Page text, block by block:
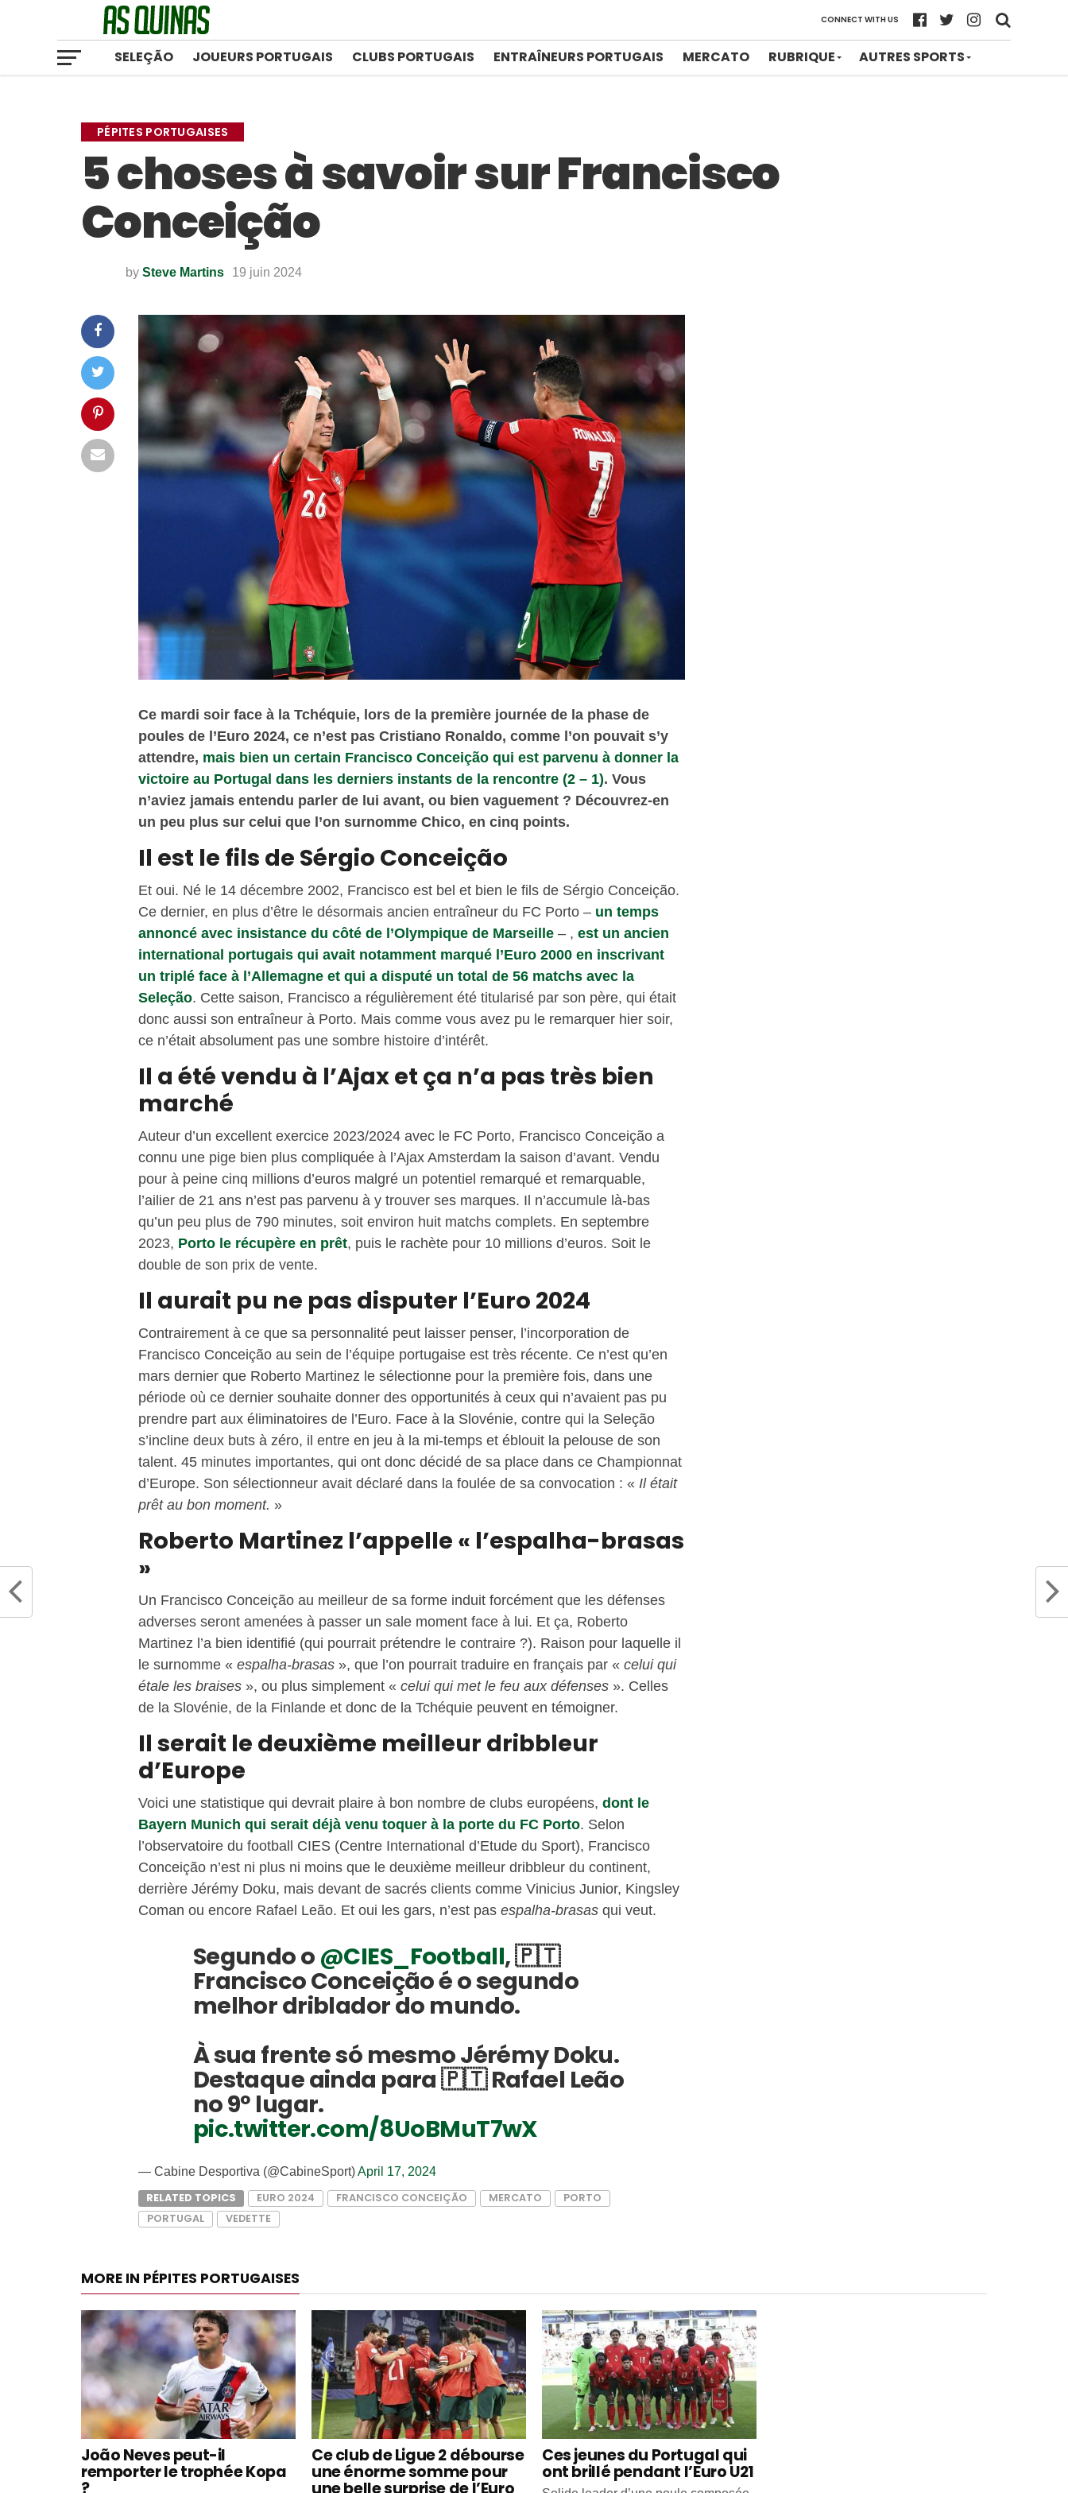
CONNECT WITH US
SELEÇÃO JOUEURS PORTUGAIS CLUBS PORTUGAIS ENTRAÎNEURS PORTUGAIS MERCATO RUBRIQUE AUTRES SPORTS
PÉPITES PORTUGAISES
5 choses à savoir sur Francisco
Conceição
by Steve Martins 19 juin 2024
Ce mardi soir face à la Tchéquie, lors de la première journée de la phase de
poules de l’Euro 2024, ce n’est pas Cristiano Ronaldo, comme l’on pouvait s’y
attendre, mais bien un certain Francisco Conceição qui est parvenu à donner la
victoire au Portugal dans les derniers instants de la rencontre (2 – 1). Vous
n’aviez jamais entendu parler de lui avant, ou bien vaguement ? Découvrez-en
un peu plus sur celui que l’on surnomme Chico, en cinq points.
Il est le fils de Sérgio Conceição
Et oui. Né le 14 décembre 2002, Francisco est bel et bien le fils de Sérgio Conceição.
Ce dernier, en plus d’être le désormais ancien entraîneur du FC Porto – un temps
annoncé avec insistance du côté de l’Olympique de Marseille – , est un ancien
international portugais qui avait notamment marqué l’Euro 2000 en inscrivant
un triplé face à l’Allemagne et qui a disputé un total de 56 matchs avec la
Seleção. Cette saison, Francisco a régulièrement été titularisé par son père, qui était
donc aussi son entraîneur à Porto. Mais comme vous avez pu le remarquer hier soir,
ce n’était absolument pas une sombre histoire d’intérêt.
Il a été vendu à l’Ajax et ça n’a pas très bien
marché
Auteur d’un excellent exercice 2023/2024 avec le FC Porto, Francisco Conceição a
connu une pige bien plus compliquée à l’Ajax Amsterdam la saison d’avant. Vendu
pour à peine cinq millions d’euros malgré un potentiel remarqué et remarquable,
l’ailier de 21 ans n’est pas parvenu à y trouver ses marques. Il n’accumule là-bas
qu’un peu plus de 790 minutes, soit environ huit matchs complets. En septembre
2023, Porto le récupère en prêt, puis le rachète pour 10 millions d’euros. Soit le
double de son prix de vente.
Il aurait pu ne pas disputer l’Euro 2024
Contrairement à ce que sa personnalité peut laisser penser, l’incorporation de
Francisco Conceição au sein de l’équipe portugaise est très récente. Ce n’est qu’en
mars dernier que Roberto Martinez le sélectionne pour la première fois, dans une
période où ce dernier souhaite donner des opportunités à ceux qui n’avaient pas pu
prendre part aux éliminatoires de l’Euro. Face à la Slovénie, contre qui la Seleção
s’incline deux buts à zéro, il entre en jeu à la mi-temps et éblouit la pelouse de son
talent. 45 minutes importantes, qui ont donc décidé de sa place dans ce Championnat
d’Europe. Son sélectionneur avait déclaré dans la foulée de sa convocation : « Il était
prêt au bon moment. »
Roberto Martinez l’appelle « l’espalha-brasas
»
Un Francisco Conceição au meilleur de sa forme induit forcément que les défenses
adverses seront amenées à passer un sale moment face à lui. Et ça, Roberto
Martinez l’a bien identifié (qui pourrait prétendre le contraire ?). Raison pour laquelle il
le surnomme « espalha-brasas », que l’on pourrait traduire en français par « celui qui
étale les braises », ou plus simplement « celui qui met le feu aux défenses ». Celles
de la Slovénie, de la Finlande et donc de la Tchéquie peuvent en témoigner.
Il serait le deuxième meilleur dribbleur
d’Europe
Voici une statistique qui devrait plaire à bon nombre de clubs européens, dont le
Bayern Munich qui serait déjà venu toquer à la porte du FC Porto. Selon
l’observatoire du football CIES (Centre International d’Etude du Sport), Francisco
Conceição n’est ni plus ni moins que le deuxième meilleur dribbleur du continent,
derrière Jérémy Doku, mais devant de sacrés clients comme Vinicius Junior, Kingsley
Coman ou encore Rafael Leão. Et oui les gars, n’est pas espalha-brasas qui veut.
Segundo o @CIES_Football, 🇵🇹
Francisco Conceição é o segundo
melhor driblador do mundo.
À sua frente só mesmo Jérémy Doku.
Destaque ainda para 🇵🇹 Rafael Leão
no 9º lugar.
pic.twitter.com/8UoBMuT7wX
— Cabine Desportiva (@CabineSport)April 17, 2024
RELATED TOPICS
EURO 2024 FRANCISCO CONCEIÇÃO MERCATO
PORTO
PORTUGAL
VEDETTE
MORE IN PÉPITES PORTUGAISES
João Neves peut-il
remporter le trophée Kopa
?
Ce club de Ligue 2 débourse
une énorme somme pour
une belle surprise de l’Euro
Ces jeunes du Portugal qui
ont brillé pendant l’Euro U21